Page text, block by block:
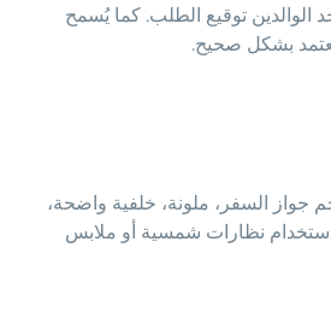
توقيع الطلب. كما يُسمح
بشكل صحيح.
السفر، ملونة، خلفية واضحة،
نظارات شمسية أو ملابس